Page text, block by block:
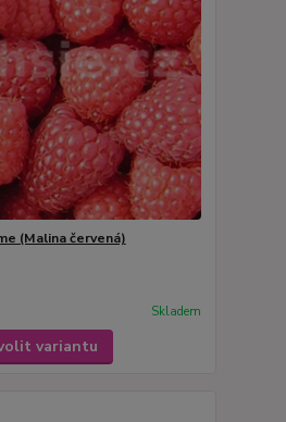
(Malina červená)
Skladem
variantu